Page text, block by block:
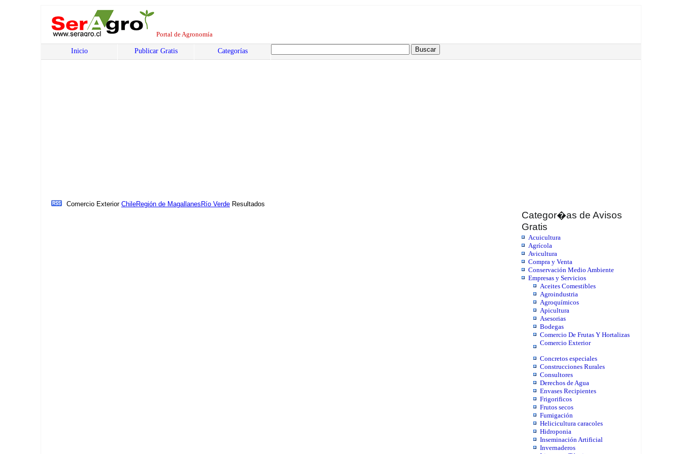
Portal de Agronomía
Inicio Publicar Gratis Categorías
Categor�as de Avisos
Gratis
Acuicultura
Agrícola
Avicultura
Compra y Venta
Conservación Medio Ambiente
Empresas y Servicios
Aceites Comestibles
Agroindustria
Agroquímicos
Apicultura
Asesorias
Bodegas
Comercio De Frutas Y Hortalizas
Comercio Exterior
Concretos especiales
Construcciones Rurales
Consultores
Derechos de Agua
Envases Recipientes
Frigorificos
Frutos secos
Fumigación
Helicicultura caracoles
Hidroponia
Inseminación Artificial
Invernaderos
Comercio Exterior ChileRegión de Magallanes Río Verde Resultados